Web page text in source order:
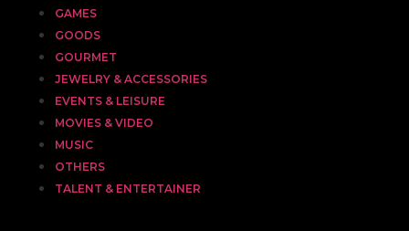
GAMES
GOODS
GOURMET
JEWELRY & ACCESSORIES
EVENTS & LEISURE
MOVIES & VIDEO
MUSIC
OTHERS
TALENT & ENTERTAINER